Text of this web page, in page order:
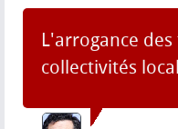
L'arrogance
collectivités